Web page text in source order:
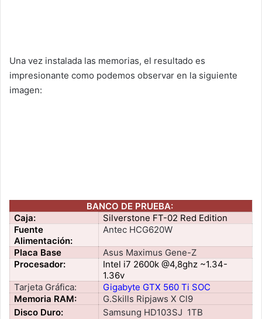
Una vez instalada las memorias, el resultado es
impresionante como podemos observar en la siguiente
imagen:
BANCO DE PRUEBA:
Caja:
Silverstone FT-02 Red Edition
Fuente
Alimentación:
Antec HCG620W
Placa Base
Asus Maximus Gene-Z
Procesador:
Intel i7 2600k @4,8ghz ~1.34-
1.36v
Tarjeta Gráfica:
Gigabyte GTX 560 Ti SOC
Memoria RAM:
G.Skills Ripjaws X Cl9
Disco Duro:
Samsung HD103SJ 1TB